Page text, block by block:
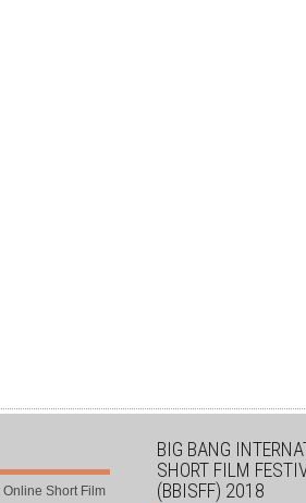
Short Film
BIG BANG
SHORT FILM
(BBISFF) 2018